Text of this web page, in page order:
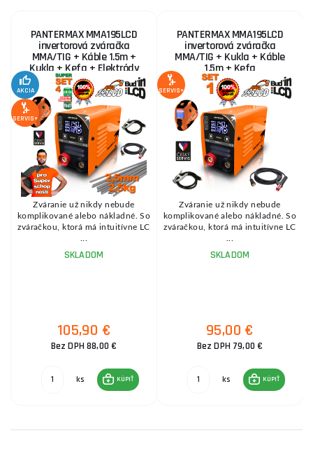
PANTERMAX MMA195LCD
invertorová zváračka
MMA/TIG + Káble 1.5m +
Kukla + Kefa + Elektródy
2,5kg
AKCIA
SERVIS+
Zváranie už nikdy nebude
komplikované alebo nákladné. So
zváračkou, ktorá má intuitívne LC
SKLADOM
105,90 €
Bez DPH 88,00 €
ks KÚPIŤ
PANTERMAX MMA195LCD
invertorová zváračka
MMA/TIG + Kukla + Káble
1.5m + Kefa
SERVIS+
Zváranie už nikdy nebude
komplikované alebo nákladné. So
zváračkou, ktorá má intuitívne LC
SKLADOM
95,00 €
Bez DPH 79,00 €
ks KÚPIŤ